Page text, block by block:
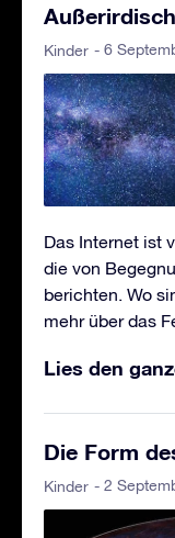
Kinder - 6
Das Internet ist
die von
berichten. Wo
mehr über das
Lies den
Die Form
Kinder - 2